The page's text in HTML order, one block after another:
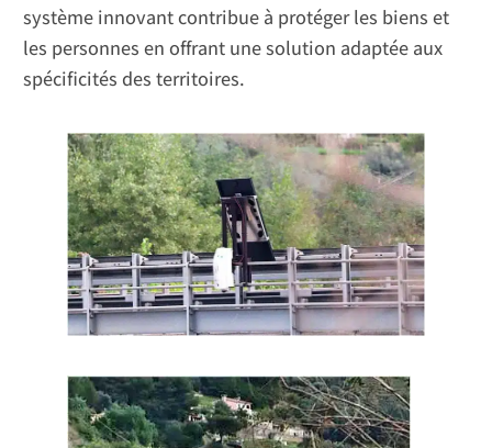
système innovant contribue à protéger les biens et
les personnes en offrant une solution adaptée aux
spécificités des territoires.